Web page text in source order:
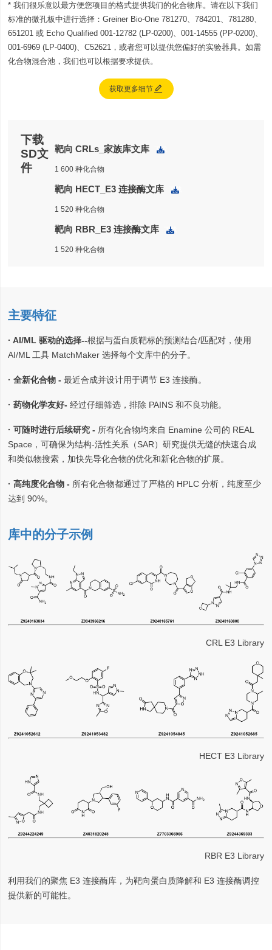
* 我们很乐意以最方便您项目的格式提供我们的化合物库。请在以下我们
标准的微孔板中进行选择：Greiner Bio-One 781270、784201、781280、
651201 或 Echo Qualified 001-12782 (LP-0200)、001-14555 (PP-0200)、
001-6969 (LP-0400)、C52621，或者您可以提供您偏好的实验器具。如需
化合物混合池，我们也可以根据要求提供。
获取更多细节
下载
SD文
件
靶向 CRLs_家族库文库 下载
1 600 种化合物
靶向 HECT_E3 连接酶文库 下载
1 520 种化合物
靶向 RBR_E3 连接酶文库 下载
1 520 种化合物
主要特征
· AI/ML 驱动的选择--根据与蛋白质靶标的预测结合/匹配对，使用
AI/ML 工具 MatchMaker 选择每个文库中的分子。
· 全新化合物 - 最近合成并设计用于调节 E3 连接酶。
· 药物化学友好- 经过仔细筛选，排除 PAINS 和不良功能。
· 可随时进行后续研究 - 所有化合物均来自 Enamine 公司的 REAL
Space，可确保为结构-活性关系（SAR）研究提供无缝的快速合成
和类似物搜索，加快先导化合物的优化和新化合物的扩展。
· 高纯度化合物 - 所有化合物都通过了严格的 HPLC 分析，纯度至少
达到 90%。
库中的分子示例
CRL E3 Library
HECT E3 Library
RBR E3 Library
利用我们的聚焦 E3 连接酶库，为靶向蛋白质降解和 E3 连接酶调控
提供新的可能性。